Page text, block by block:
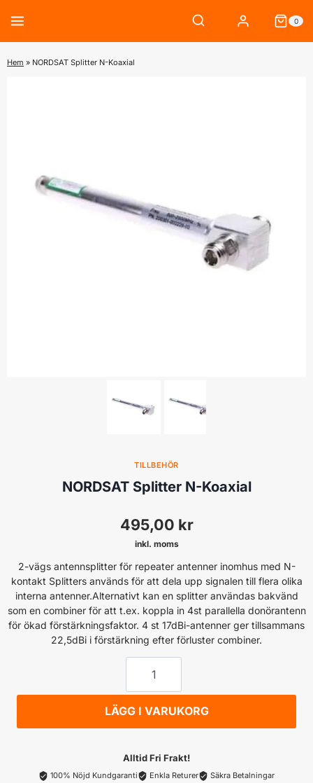
content
0
Hem » NORDSAT Splitter N-Koaxial
TILLBEHÖR
NORDSAT Splitter N-Koaxial
495,00 kr
inkl. moms
2-vägs antennsplitter för repeater antenner inomhus med N-
kontakt Splitters används för att dela upp signalen till flera olika
interna antenner.Alternativt kan en splitter användas bakvänd
som en combiner för att t.ex. koppla in 4st parallella donörantenn
för ökad förstärkningsfaktor. 4 st 17dBi-antenner ger tillsammans
22,5dBi i förstärkning efter förluster combiner.
Splitter
Koaxial
LÄGG I VARUKORG
Alltid Fri Frakt!
100% Nöjd Kundgaranti Enkla Returer Säkra Betalningar